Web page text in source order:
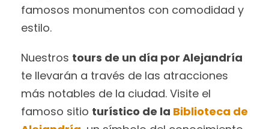
famosos monumentos con comodidad y
estilo.
Nuestros tours de un día por Alejandría
te llevarán a través de las atracciones
más notables de la ciudad. Visite el
famoso sitio turístico de la Biblioteca de